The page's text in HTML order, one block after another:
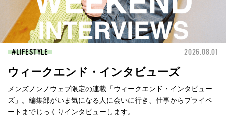
LIFESTYLE 2026.08.01
ウィークエンド・インタビューズ
メンズノンノウェブ限定の連載「ウィークエンド・インタビュー
ズ」。編集部がいま気になる人に会いに行き、仕事からプライベ
ートまでじっくりインタビューします。